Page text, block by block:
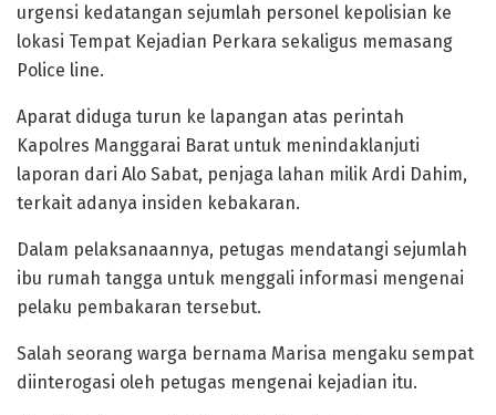
urgensi kedatangan sejumlah personel kepolisian ke
lokasi Tempat Kejadian Perkara sekaligus memasang
Police line.
Aparat diduga turun ke lapangan atas perintah
Kapolres Manggarai Barat untuk menindaklanjuti
laporan dari Alo Sabat, penjaga lahan milik Ardi Dahim,
terkait adanya insiden kebakaran.
​Dalam pelaksanaannya, petugas mendatangi sejumlah
ibu rumah tangga untuk menggali informasi mengenai
pelaku pembakaran tersebut.
Salah seorang warga bernama Marisa mengaku sempat
diinterogasi oleh petugas mengenai kejadian itu.